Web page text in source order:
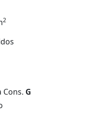
2
Cons. G